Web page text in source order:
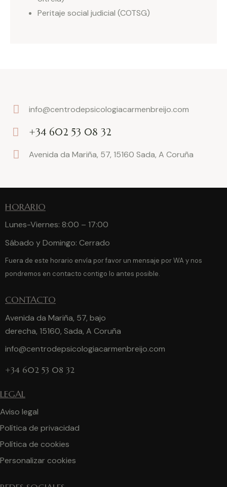
Peritaje social judicial (COTSG)
m
ail:
info@centrodepsicologiacarmenbreijo.com
Ph
on
+34 602 53 08 32
dr
s:
Avenida da Mariña, 57, 15160 Sada, A Coruña
HORARIO
Lunes-Viernes: 8:00 – 17:00
Sábado y Domingo: Cerrado
Fuera de este horario envía por favor un mensaje por WA y nos
pondremos en contacto contigo lo antes posible.
CONTACTO
Avenida da Mariña, 57, bajo
derecha, 15160, Sada, A Coruña
info@centrodepsicologiacarmenbreijo.com
+34 602 53 08 32
LEGAL
Aviso legal
Política de privacidad
Política de cookies
Personalizar cookies